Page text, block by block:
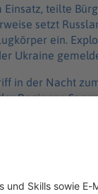
Einsatz, teilte
setzt
ein.
Ukraine
in der Nacht
Regionen
verursacht. In
Verbraucher
hat das
Frost und